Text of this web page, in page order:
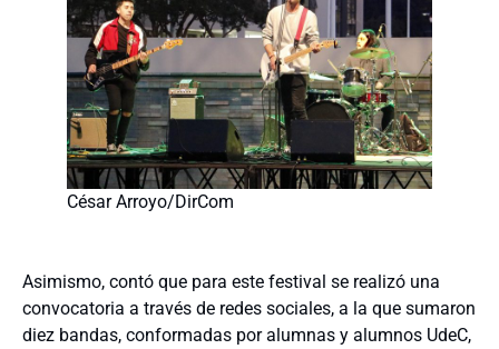
César Arroyo/DirCom
Asimismo, contó que para este festival se realizó una
convocatoria a través de redes sociales, a la que sumaron
diez bandas, conformadas por alumnas y alumnos UdeC,